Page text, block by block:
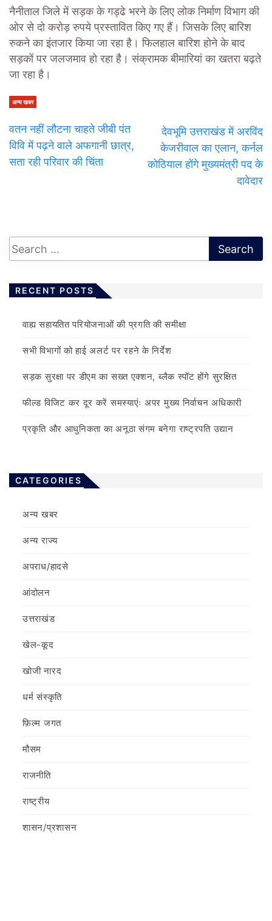
नैनीताल जिले में सड़क के गड्ढे भरने के लिए लोक निर्माण विभाग की
ओर से दो करोड़ रुपये प्रस्तावित किए गए हैं। जिसके लिए बारिश
रुकने का इंतजार किया जा रहा है। फिलहाल बारिश होने के बाद
सड़कों पर जलजमाव हो रहा है। संक्रामक बीमारियां का खतरा बढ़ते
जा रहा है।
अन्य खबर
वतन नहीं लौटना चाहते जीबी पंत
विवि में पढ़ने वाले अफगानी छात्र,
सता रही परिवार की चिंता
देवभूमि उत्तराखंड में अरविंद
केजरीवाल का एलान, कर्नल
कोठियाल होंगे मुख्यमंत्री पद के
दावेदार
RECENT POSTS
वाह्य सहायतित परियोजनाओं की प्रगति की समीक्षा
सभी विभागों को हाई अलर्ट पर रहने के निर्देश
सड़क सुरक्षा पर डीएम का सख्त एक्शन, ब्लैक स्पॉट होंगे सुरक्षित
फील्ड विजिट कर दूर करें समस्याएंः अपर मुख्य निर्वाचन अधिकारी
प्रकृति और आधुनिकता का अनूठा संगम बनेगा राष्ट्रपति उद्यान
CATEGORIES
अन्य खबर
अन्य राज्य
अपराध/हादसे
आंदोलन
उत्तराखंड
खेल-कूद
खोजी नारद
धर्म संस्कृति
फ़िल्‍म जगत
मौसम
राजनीति
राष्ट्रीय
शासन/प्रशासन